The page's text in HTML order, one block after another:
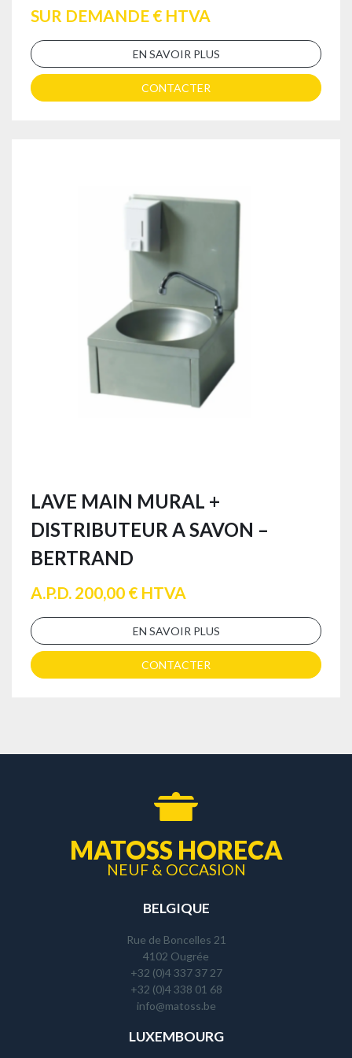
SUR DEMANDE € HTVA
EN SAVOIR PLUS
CONTACTER
LAVE MAIN MURAL +
DISTRIBUTEUR A SAVON –
BERTRAND
A.P.D. 200,00 € HTVA
EN SAVOIR PLUS
CONTACTER
MATOSS HORECA
NEUF & OCCASION
BELGIQUE
Rue de Boncelles 21
4102 Ougrée
+32 (0)4 337 37 27
+32 (0)4 338 01 68
info@matoss.be
LUXEMBOURG